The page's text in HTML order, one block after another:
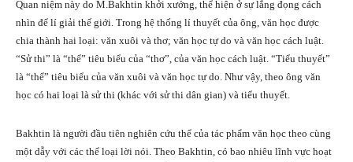
Quan niệm này do M.Bakhtin khởi xướng, thể hiện ở sự lắng đọng cách
nhìn để lí giải thế giới. Trong hệ thống lí thuyết của ông, văn học được
chia thành hai loại: văn xuôi và thơ; văn học tự do và văn học cách luật.
“Sử thi” là “thể” tiêu biểu của “thơ”, của văn học cách luật. “Tiểu thuyết”
là “thể” tiêu biểu của văn xuôi và văn học tự do. Như vậy, theo ông văn
học có hai loại là sử thi (khác với sử thi dân gian) và tiểu thuyết.
Bakhtin là người đầu tiên nghiên cứu thể của tác phẩm văn học theo cùng
một dẫy với các thể loại lời nói. Theo Bakhtin, có bao nhiêu lĩnh vực hoạt